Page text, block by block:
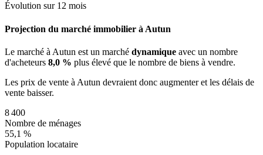
Évolution sur 12 mois
Projection du marché immobilier à Autun
Le marché à Autun est un marché dynamique avec un nombre
d'acheteurs 8,0 % plus élevé que le nombre de biens à vendre.
Les prix de vente à Autun devraient donc augmenteret les délais de
vente baisser.
8 400
Nombre de ménages
55,1 %
Population locataire